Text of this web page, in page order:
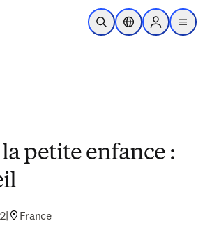
Passer au contenu principal
Ouvrir la recherche
Sélecteur de
Sign in to
menu
petite enfance :
| France